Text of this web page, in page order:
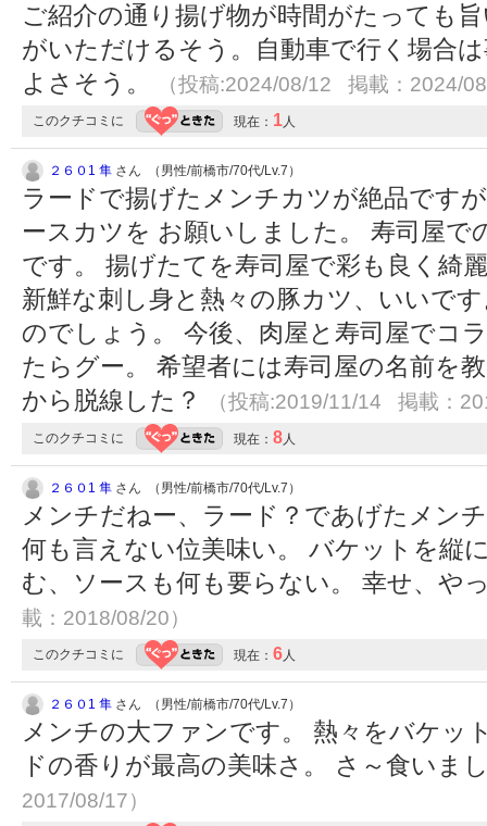
ご紹介の通り揚げ物が時間がたっても
がいただけるそう。自動車で行く場合
よさそう。
（投稿:2024/08/12 掲載：2024/
このクチコミに 現在： 1人
２６０1 隼 さん （男性/前橋市/70代/Lv.7）
ラードで揚げたメンチカツが絶品です
ースカツを お願いしました。 寿司屋で
です。 揚げたてを寿司屋で彩も良く綺
新鮮な刺し身と熱々の豚カツ、いいで
のでしょう。 今後、肉屋と寿司屋でコ
たらグー。 希望者には寿司屋の名前を
から脱線した？
（投稿:2019/11/14 掲載：
このクチコミに 現在： 8人
２６０1 隼 さん （男性/前橋市/70代/Lv.7）
メンチだねー、ラード？であげたメン
何も言えない位美味い。 バケットを縦
む、ソースも何も要らない。 幸せ、や
載：2018/08/20）
このクチコミに 現在： 6人
２６０1 隼 さん （男性/前橋市/70代/Lv.7）
メンチの大ファンです。 熱々をバケッ
ドの香りが最高の美味さ。 さ～食いま
2017/08/17）